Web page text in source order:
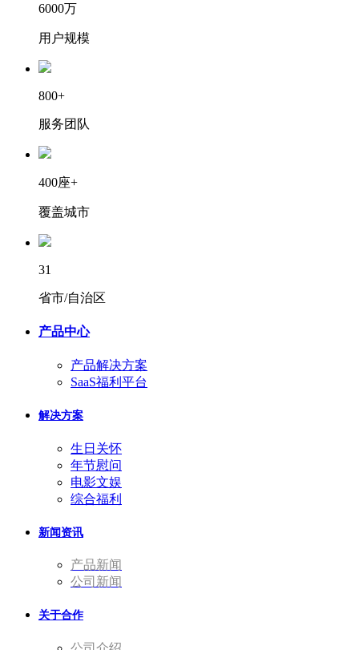
6000万
用户规模
800+
服务团队
400座+
覆盖城市
31
省市/自治区
产品中心
产品解决方案
SaaS福利平台
解决方案
生日关怀
年节慰问
电影文娱
综合福利
新闻资讯
产品新闻
公司新闻
关于合作